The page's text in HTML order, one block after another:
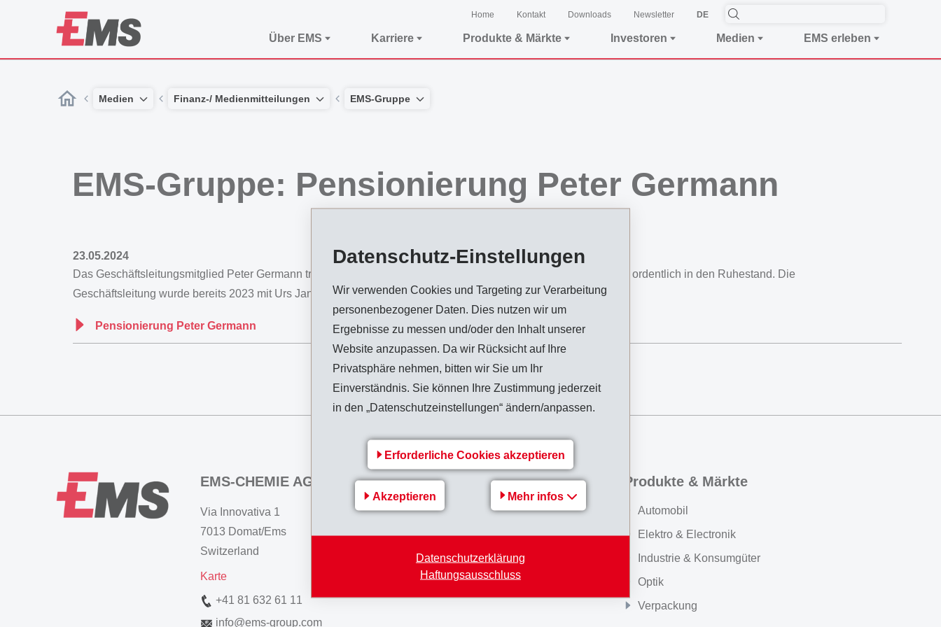
Datenschutz-Einstellungen
Wir verwenden Cookies und Targeting zur Verarbeitung
personenbezogener Daten. Dies nutzen wir um
Ergebnisse zu messen und/oder den Inhalt unserer
Website anzupassen. Da wir Rücksicht auf Ihre
Privatsphäre nehmen, bitten wir Sie um Ihr
Einverständnis. Sie können Ihre Zustimmung jederzeit
in den „Datenschutzeinstellungen“ ändern/anpassen.
Erforderliche Cookies akzeptieren
Akzeptieren Mehr infos
Datenschutzerklärung
Haftungsausschluss
Home Kontakt Downloads Newsletter DE
Über EMS Karriere Produkte & Märkte Investoren Medien EMS erleben
Medien Finanz-/ Medienmitteilungen EMS-Gruppe
EMS-Gruppe: Pensionierung Peter Germann
23.05.2024
Das Geschäftsleitungsmitglied Peter Germann tritt nach 29 Jahren Tätigkeit in der EMS-Gruppe am 31. Mai 2024 ordentlich in den Ruhestand. Die
Geschäftsleitung wurde bereits 2023 mit Urs Janssen und Olivier Minger verstärkt.
Pensionierung Peter Germann
Zurück zur Übersicht
EMS-CHEMIE AG
Via Innovativa 1
7013 Domat/Ems
Switzerland
Karte
+41 81 632 61 11
info@ems-group.com
EMS-Gruppe
Jobs & Karriere
Finanz-/Medienmitteilungen
Nachhaltigkeit
Produkte & Märkte
Automobil
Elektro & Electronik
Industrie & Konsumgüter
Optik
Verpackung